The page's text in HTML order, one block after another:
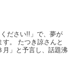
ださい!!」で、夢が
。 たつき諒さんと
月」と予言し、話題沸